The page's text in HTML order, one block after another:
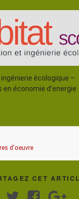
écologique –
économie d’energie
d'oeuvre
CET
Twitter Facebook